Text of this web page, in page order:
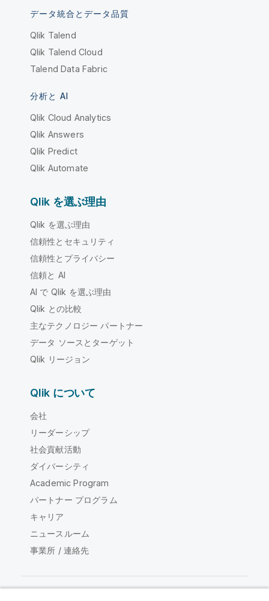
データ統合とデータ品質
Qlik Talend
Qlik Talend Cloud
Talend Data Fabric
分析と AI
Qlik Cloud Analytics
Qlik Answers
Qlik Predict
Qlik Automate
Qlik を選ぶ理由
Qlik を選ぶ理由
信頼性とセキュリティ
信頼性とプライバシー
信頼と AI
AI で Qlik を選ぶ理由
Qlik との比較
主なテクノロジー パートナー
データ ソースとターゲット
Qlik リージョン
Qlik について
会社
リーダーシップ
社会貢献活動
ダイバーシティ
Academic Program
パートナー プログラム
キャリア
ニュースルーム
事業所 / 連絡先